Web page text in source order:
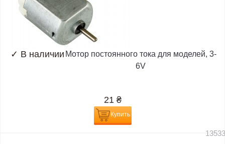
✓ В наличии Мотор постоянного тока для моделей, 3-
6V
21 ₴
Купить